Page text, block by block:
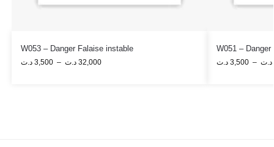
W053 – Danger Falaise instable
3,500 د.ت – 32,000 د.ت
W051 –
3,500 د.ت – د.ت